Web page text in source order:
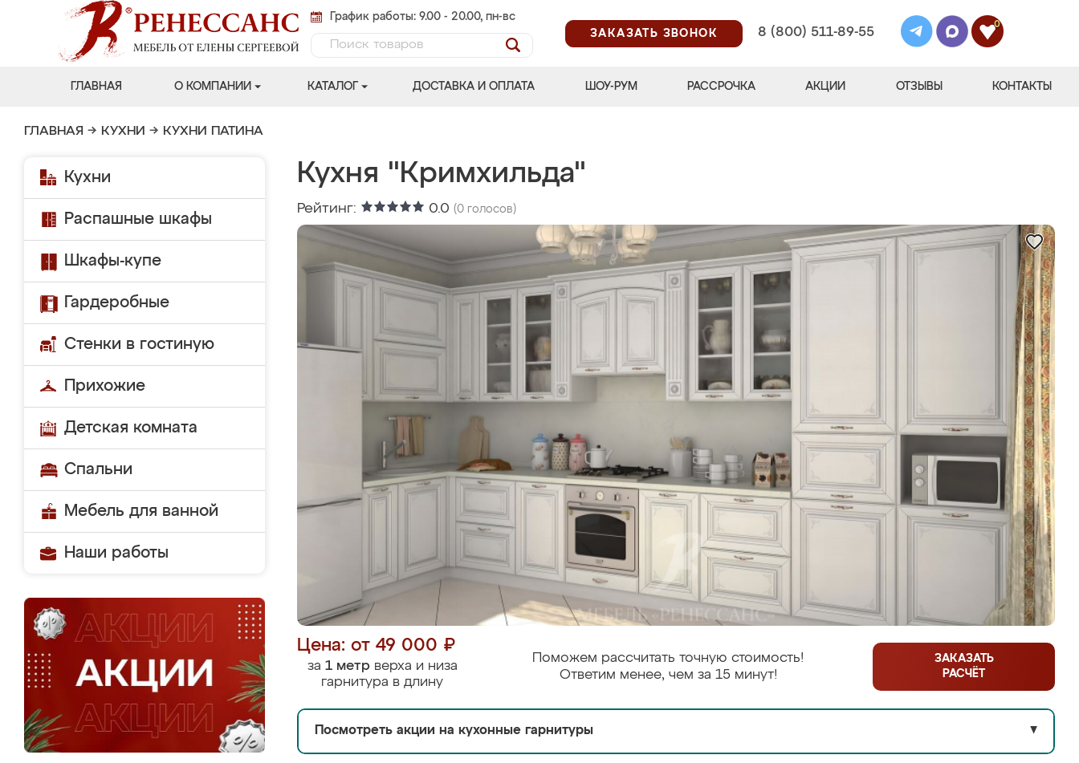
График работы: 9.00 - 20.00, пн-вс
ЗАКАЗАТЬ ЗВОНОК
8 (800) 511-89-55
0
ГЛАВНАЯ О КОМПАНИИ КАТАЛОГ ДОСТАВКА И ОПЛАТА ШОУ-РУМ РАССРОЧКА АКЦИИ ОТЗЫВЫ КОНТАКТЫ
ГЛАВНАЯ → КУХНИ → КУХНИ ПАТИНА
Кухни
Распашные шкафы
Шкафы-купе
Гардеробные
Стенки в гостиную
Прихожие
Детская комната
Спальни
Мебель для ванной
Наши работы
Кухня "Кримхильда"
Рейтинг: 0.0 (0 голосов)
Цена: от 49 000 ₽
за 1 метрверха и низа
гарнитура в длину
Поможем рассчитать точную стоимость!
Ответим менее, чем за 15 минут!
ЗАКАЗАТЬ
РАСЧЁТ
Посмотреть акции на кухонные гарнитуры ▼